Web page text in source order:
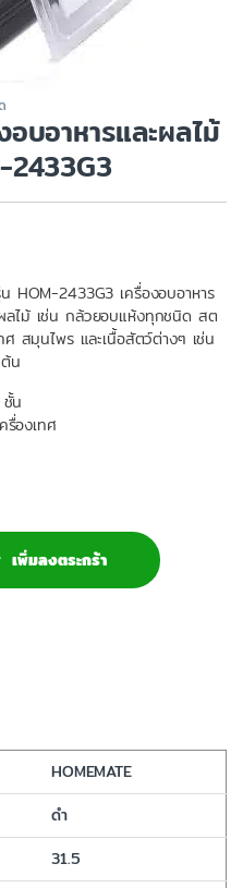
อบอาหารและผลไม้
HOM-2433G3 เครื่องอบอาหาร
ลไม้ เช่น กล้วยอบแห้งทุกชนิด สต
ศ สมุนไพร และเนื้อสัตว์ต่างๆ เช่น
น
ชั้น
องเทศ
เพิ่มลงตระกร้า
HOMEMATE
ดำ
31.5